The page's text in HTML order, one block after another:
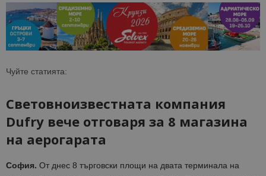
Чуйте статията:
Световноизвестната компания
Dufry вече отговаря за 8 магазина
на аерогарата
София. От днес 8 търговски площи на двата терминала на